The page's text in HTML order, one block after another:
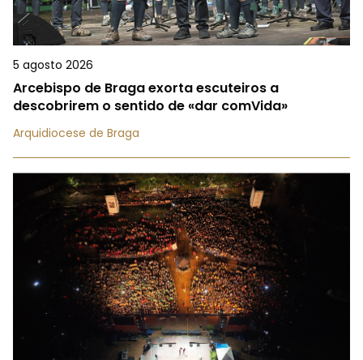
5 agosto 2026
Arcebispo de Braga exorta escuteiros a
descobrirem o sentido de «dar comVida»
Arquidiocese de Braga